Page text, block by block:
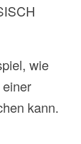
wie
kann.